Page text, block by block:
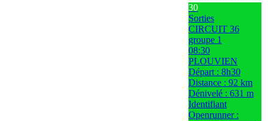
30
Sorties
CIRCUIT 36
groupe 1
08:30
PLOUVIEN
Départ : 8h30
Distance : 92 km
Dénivelé : 631 m
Identifiant
Openrunner :